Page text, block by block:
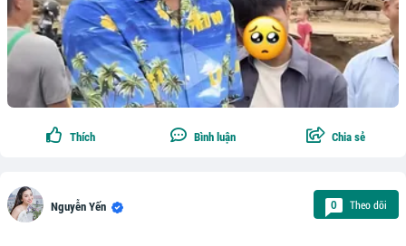
Thích Bình luận Chia sẻ
Nguyễn Yến 0 Theo dõi